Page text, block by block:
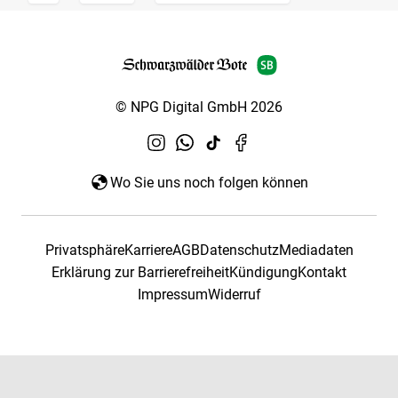
© NPG Digital GmbH 2026
Wo Sie uns noch folgen können
PrivatsphäreKarriereAGBDatenschutzMediadaten
Erklärung zur BarrierefreiheitKündigungKontakt
ImpressumWiderruf